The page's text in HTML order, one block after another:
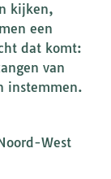
kijken,
een
dat komt:
van
instemmen.
West